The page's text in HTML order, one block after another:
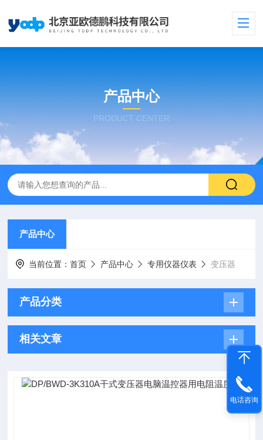
产品中心
PRODUCT CENTER
产品中心
当前位置：首页 产品中心 专用仪器仪表 变压器
产品分类
相关文章
电话咨询